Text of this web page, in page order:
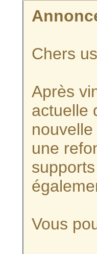
Chers
Après
actuelle
une
Vous